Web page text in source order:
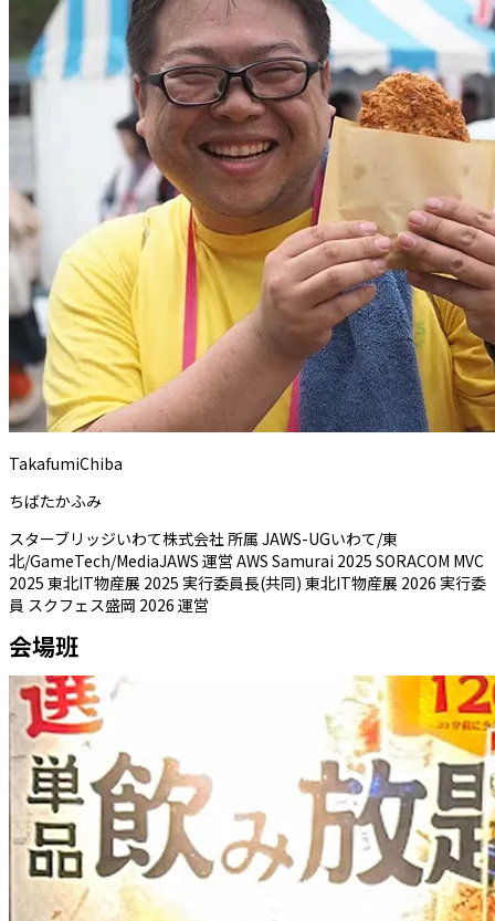
TakafumiChiba
ちばたかふみ
スターブリッジいわて株式会社 所属 JAWS-UGいわて/東
北/GameTech/MediaJAWS 運営 AWS Samurai 2025 SORACOM MVC
2025 東北IT物産展 2025 実行委員長(共同) 東北IT物産展 2026 実行委
員 スクフェス盛岡 2026 運営
会場班